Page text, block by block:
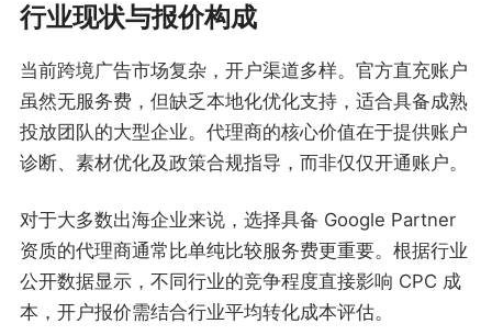
行业现状与报价构成
当前跨境广告市场复杂，开户渠道多样。官方直充账户
虽然无服务费，但缺乏本地化优化支持，适合具备成熟
投放团队的大型企业。代理商的核心价值在于提供账户
诊断、素材优化及政策合规指导，而非仅仅开通账户。
对于大多数出海企业来说，选择具备 Google Partner
资质的代理商通常比单纯比较服务费更重要。根据行业
公开数据显示，不同行业的竞争程度直接影响 CPC 成
本，开户报价需结合行业平均转化成本评估。